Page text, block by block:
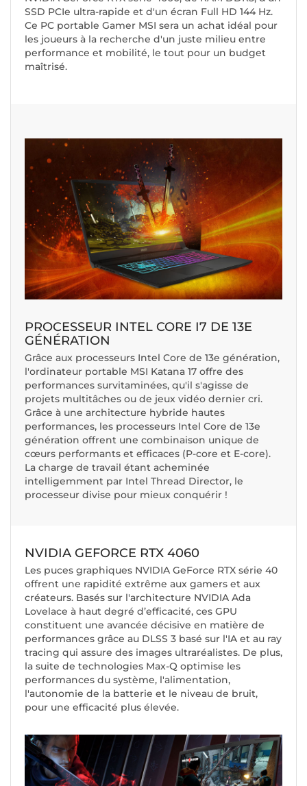
SSD PCIe ultra-rapide et d'un écran Full HD 144 Hz.
Ce PC portable Gamer MSI sera un achat idéal pour
les joueurs à la recherche d'un juste milieu entre
performance et mobilité, le tout pour un budget
maîtrisé.
PROCESSEUR INTEL CORE I7 DE 13E
GÉNÉRATION
Grâce aux processeurs Intel Core de 13e génération,
l'ordinateur portable MSI Katana 17 offre des
performances survitaminées, qu'il s'agisse de
projets multitâches ou de jeux vidéo dernier cri.
Grâce à une architecture hybride hautes
performances, les processeurs Intel Core de 13e
génération offrent une combinaison unique de
cœurs performants et efficaces (P-core et E-core).
La charge de travail étant acheminée
intelligemment par Intel Thread Director, le
processeur divise pour mieux conquérir !
NVIDIA GEFORCE RTX 4060
Les puces graphiques NVIDIA GeForce RTX série 40
offrent une rapidité extrême aux gamers et aux
créateurs. Basés sur l'architecture NVIDIA Ada
Lovelace à haut degré d’efficacité, ces GPU
constituent une avancée décisive en matière de
performances grâce au DLSS 3 basé sur l'IA et au ray
tracing qui assure des images ultraréalistes. De plus,
la suite de technologies Max-Q optimise les
performances du système, l'alimentation,
l'autonomie de la batterie et le niveau de bruit,
pour une efficacité plus élevée.